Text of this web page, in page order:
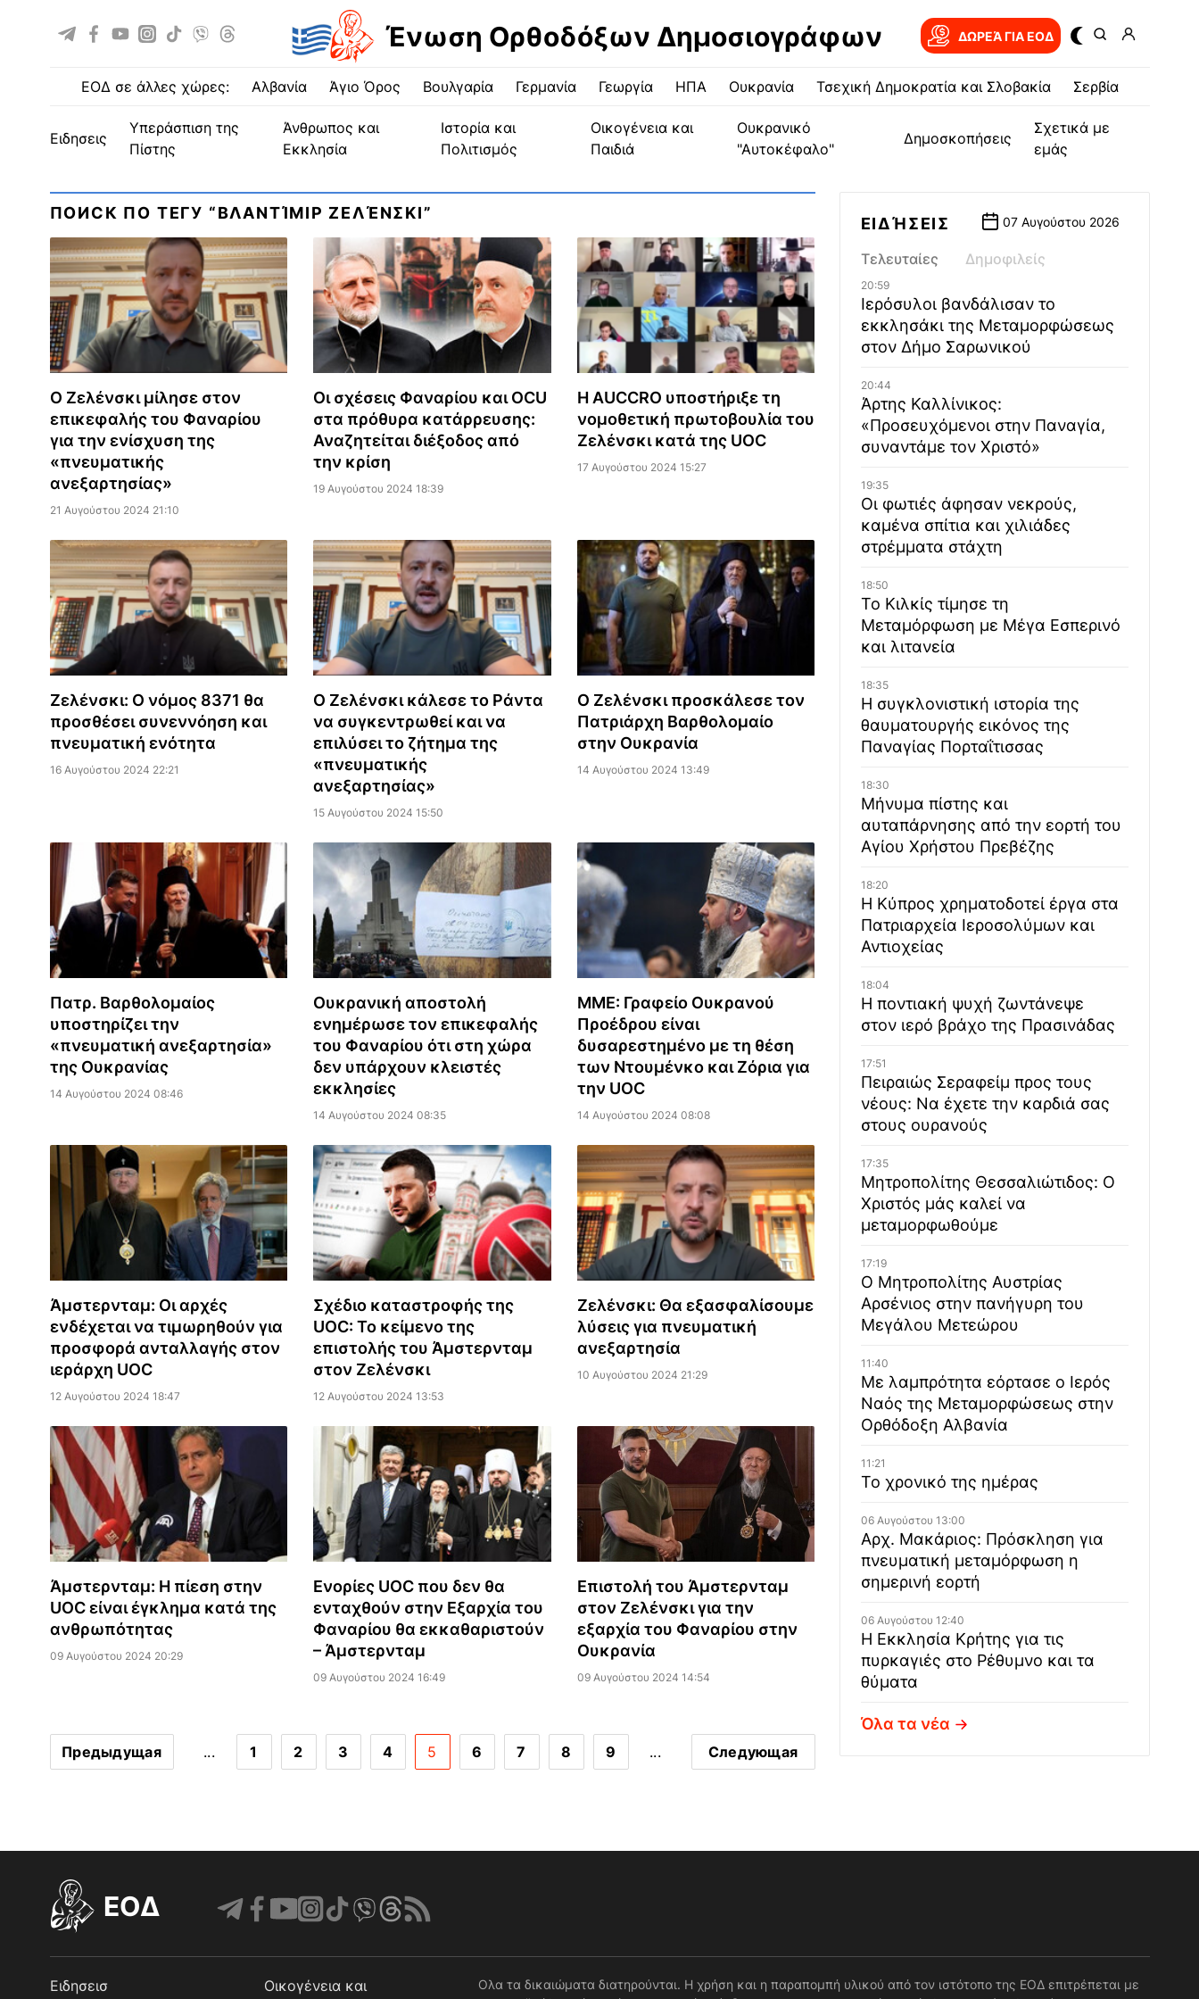
Ένωση Ορθοδόξων Δημοσιογράφων ΔΩΡΕΆ ΓΙΑ EOΔ
ΕΟΔ σε άλλες χώρες: Αλβανία Άγιο Όρος Βουλγαρία Γερμανία Γεωργία ΗΠΑ Ουκρανία Τσεχική Δημοκρατία και Σλοβακία Σερβία
ειδησεις
Υπεράσπιση της
Πίστης
Άνθρωπος και
Εκκλησία
Ιστορία και
Πολιτισμός
Οικογένεια και
Παιδιά
Ουκρανικό
"Αυτοκέφαλο"
Δημοσκοπήσεις
Σχετικά με
εμάς
ПОИСК ПО ТЕГУ “ΒΛΑΝΤΊΜΙΡ ΖΕΛΈΝΣΚΙ”
Ο Ζελένσκι μίλησε στον
επικεφαλής του Φαναρίου
για την ενίσχυση της
«πνευματικής
ανεξαρτησίας»
21 Αυγούστου 2024 21:10
Οι σχέσεις Φαναρίου και OCU
στα πρόθυρα κατάρρευσης:
Αναζητείται διέξοδος από
την κρίση
19 Αυγούστου 2024 18:39
Η AUCCRO υποστήριξε τη
νομοθετική πρωτοβουλία του
Ζελένσκι κατά της UOC
17 Αυγούστου 2024 15:27
Ζελένσκι: Ο νόμος 8371 θα
προσθέσει συνεννόηση και
πνευματική ενότητα
16 Αυγούστου 2024 22:21
Ο Ζελένσκι κάλεσε το Ράντα
να συγκεντρωθεί και να
επιλύσει το ζήτημα της
«πνευματικής
ανεξαρτησίας»
15 Αυγούστου 2024 15:50
Ο Ζελένσκι προσκάλεσε τον
Πατριάρχη Βαρθολομαίο
στην Ουκρανία
14 Αυγούστου 2024 13:49
Πατρ. Βαρθολομαίος
υποστηρίζει την
«πνευματική ανεξαρτησία»
της Ουκρανίας
14 Αυγούστου 2024 08:46
Ουκρανική αποστολή
ενημέρωσε τον επικεφαλής
του Φαναρίου ότι στη χώρα
δεν υπάρχουν κλειστές
εκκλησίες
14 Αυγούστου 2024 08:35
ΜΜΕ: Γραφείο Ουκρανού
Προέδρου είναι
δυσαρεστημένο με τη θέση
των Ντουμένκο και Ζόρια για
την UOC
14 Αυγούστου 2024 08:08
Άμστερνταμ: Οι αρχές
ενδέχεται να τιμωρηθούν για
προσφορά ανταλλαγής στον
ιεράρχη UOC
12 Αυγούστου 2024 18:47
Σχέδιο καταστροφής της
UOC: Το κείμενο της
επιστολής του Άμστερνταμ
στον Ζελένσκι
12 Αυγούστου 2024 13:53
Ζελένσκι: Θα εξασφαλίσουμε
λύσεις για πνευματική
ανεξαρτησία
10 Αυγούστου 2024 21:29
Άμστερνταμ: Η πίεση στην
UOC είναι έγκλημα κατά της
ανθρωπότητας
09 Αυγούστου 2024 20:29
Ενορίες UOC που δεν θα
ενταχθούν στην Εξαρχία του
Φαναρίου θα εκκαθαριστούν
– Άμστερνταμ
09 Αυγούστου 2024 16:49
Επιστολή του Άμστερνταμ
στον Ζελένσκι για την
εξαρχία του Φαναρίου στην
Ουκρανία
09 Αυγούστου 2024 14:54
Предыдущая ... 1 2 3 4 5 6 7 8 9 ... Следующая
ΕΙΔΉΣΕΙΣ 07 Αυγούστου 2026
Τελευταίες Δημοφιλείς
20:59
Ιερόσυλοι βανδάλισαν το
εκκλησάκι της Μεταμορφώσεως
στον Δήμο Σαρωνικού
20:44
Άρτης Καλλίνικος:
«Προσευχόμενοι στην Παναγία,
συναντάμε τον Χριστό»
19:35
Οι φωτιές άφησαν νεκρούς,
καμένα σπίτια και χιλιάδες
στρέμματα στάχτη
18:50
Το Κιλκίς τίμησε τη
Μεταμόρφωση με Μέγα Εσπερινό
και λιτανεία
18:35
Η συγκλονιστική ιστορία της
θαυματουργής εικόνος της
Παναγίας Πορταΐτισσας
18:30
Μήνυμα πίστης και
αυταπάρνησης από την εορτή του
Αγίου Χρήστου Πρεβέζης
18:20
Η Κύπρος χρηματοδοτεί έργα στα
Πατριαρχεία Ιεροσολύμων και
Αντιοχείας
18:04
Η ποντιακή ψυχή ζωντάνεψε
στον ιερό βράχο της Πρασινάδας
17:51
Πειραιώς Σεραφείμ προς τους
νέους: Να έχετε την καρδιά σας
στους ουρανούς
17:35
Μητροπολίτης Θεσσαλιώτιδος: Ο
Χριστός μάς καλεί να
μεταμορφωθούμε
17:19
Ο Μητροπολίτης Αυστρίας
Αρσένιος στην πανήγυρη του
Μεγάλου Μετεώρου
11:40
Με λαμπρότητα εόρτασε ο Ιερός
Ναός της Μεταμορφώσεως στην
Ορθόδοξη Αλβανία
11:21
Το χρονικό της ημέρας
06 Αυγούστου 13:00
Αρχ. Μακάριος: Πρόσκληση για
πνευματική μεταμόρφωση η
σημερινή εορτή
06 Αυγούστου 12:40
Η Εκκλησία Κρήτης για τις
πυρκαγιές στο Ρέθυμνο και τα
θύματα
Όλα τα νέα
EOΔ
Ειδησεισ
Οικογένεια και
Ολα τα δικαιώματα διατηρούνται. Η χρήση και η παραπομπή υλικού από τον ιστότοπο της ΕΟΔ επιτρέπεται με